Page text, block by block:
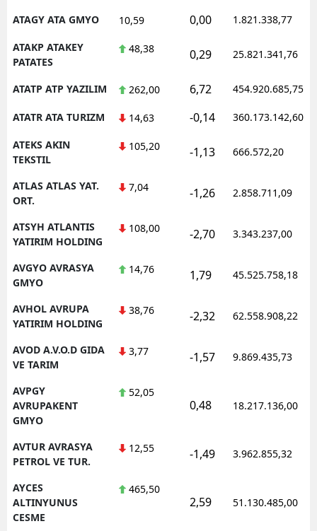
ATAGY ATA GMYO 10,59 0,00 1.821.338,77
ATAKP ATAKEY
PATATES
48,38 0,29 25.821.341,76
ATATP ATP YAZILIM 262,00 6,72 454.920.685,75
ATATR ATA TURIZM 14,63 -0,14 360.173.142,60
ATEKS AKIN
TEKSTIL
105,20 -1,13 666.572,20
ATLAS ATLAS YAT.
ORT.
7,04 -1,26 2.858.711,09
ATSYH ATLANTIS
YATIRIM HOLDING
108,00 -2,70 3.343.237,00
AVGYO AVRASYA
GMYO
14,76 1,79 45.525.758,18
AVHOL AVRUPA
YATIRIM HOLDING
38,76 -2,32 62.558.908,22
AVOD A.V.O.D GIDA
VE TARIM
3,77 -1,57 9.869.435,73
AVPGY
AVRUPAKENT
GMYO
52,05
0,48 18.217.136,00
AVTUR AVRASYA
PETROL VE TUR.
12,55 -1,49 3.962.855,32
AYCES
ALTINYUNUS
CESME
465,50
2,59 51.130.485,00